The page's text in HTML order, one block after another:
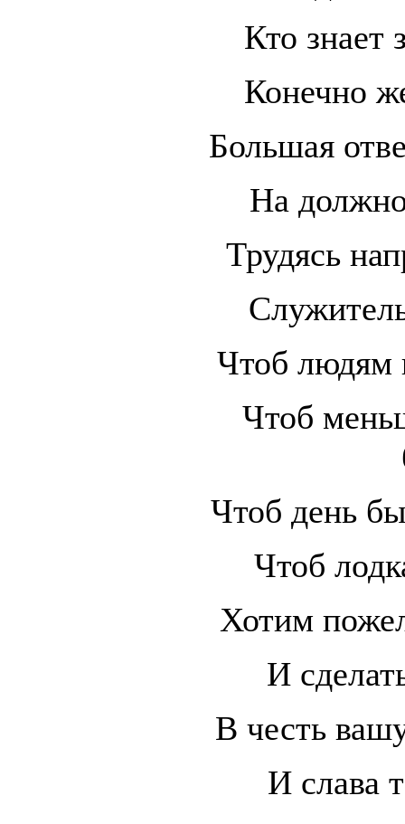
Кто знает
Конечно
Большая
На
Трудясь
Чтоб людям
Чтоб
Чтоб день
Чтоб
Хотим
И
В честь
И слава